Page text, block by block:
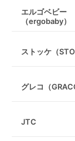
ベビー用
ります。特
やメーカ
あます。
汚れが気
よっては
エルゴベビー
（ergobaby）
ストッケ（
グレコ（
JTC